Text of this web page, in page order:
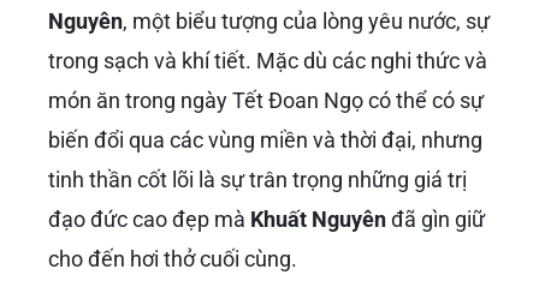
Nguyên, một biểu tượng của lòng yêu nước, sự
trong sạch và khí tiết. Mặc dù các nghi thức và
món ăn trong ngày Tết Đoan Ngọ có thể có sự
biến đổi qua các vùng miền và thời đại, nhưng
tinh thần cốt lõi là sự trân trọng những giá trị
đạo đức cao đẹp mà Khuất Nguyênđã gìn giữ
cho đến hơi thở cuối cùng.